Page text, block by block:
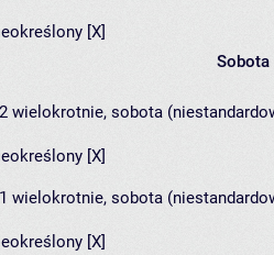
[X]
Sobota
wielokrotnie, sobota
[X]
wielokrotnie, sobota
[X]